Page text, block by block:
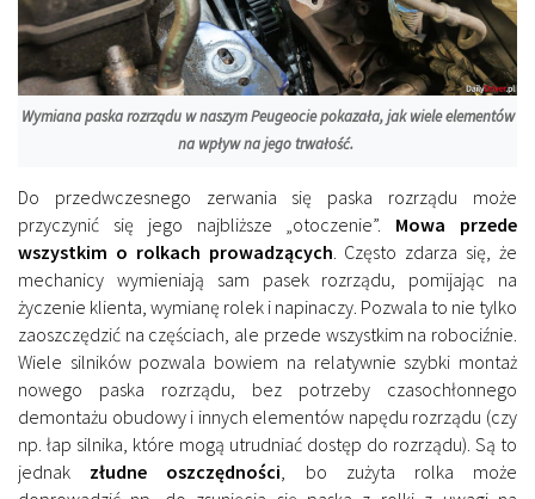
Wymiana paska rozrządu w naszym Peugeocie pokazała, jak wiele elementów
na wpływ na jego trwałość.
Do przedwczesnego zerwania się paska rozrządu może
przyczynić się jego najbliższe „otoczenie”. Mowa przede
wszystkim o rolkach prowadzących. Często zdarza się, że
mechanicy wymieniają sam pasek rozrządu, pomijając na
życzenie klienta, wymianę rolek i napinaczy. Pozwala to nie tylko
zaoszczędzić na częściach, ale przede wszystkim na robociźnie.
Wiele silników pozwala bowiem na relatywnie szybki montaż
nowego paska rozrządu, bez potrzeby czasochłonnego
demontażu obudowy i innych elementów napędu rozrządu (czy
np. łap silnika, które mogą utrudniać dostęp do rozrządu). Są to
jednak złudne oszczędności, bo zużyta rolka może